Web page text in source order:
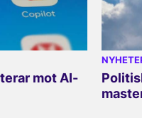
mot AI-